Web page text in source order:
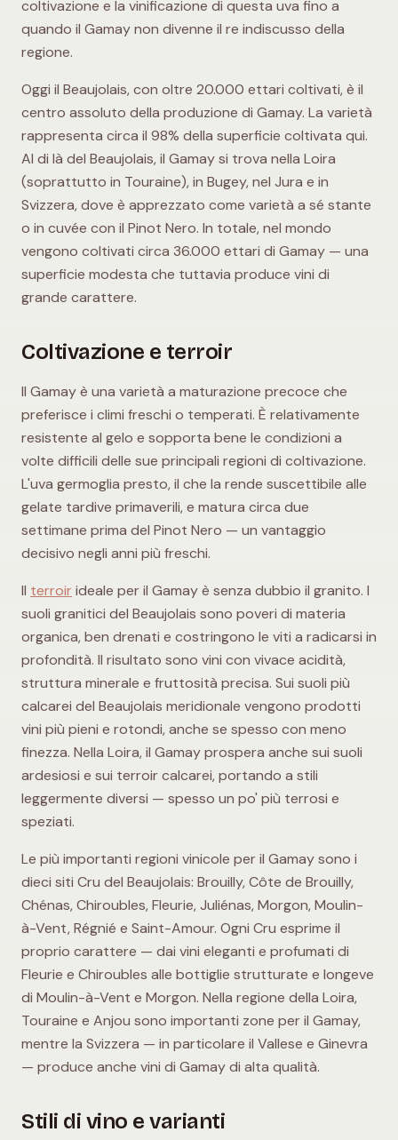
coltivazione e la vinificazione di questa uva fino a
quando il Gamay non divenne il re indiscusso della
regione.
Oggi il Beaujolais, con oltre 20.000 ettari coltivati, è il
centro assoluto della produzione di Gamay. La varietà
rappresenta circa il 98% della superficie coltivata qui.
Al di là del Beaujolais, il Gamay si trova nella Loira
(soprattutto in Touraine), in Bugey, nel Jura e in
Svizzera, dove è apprezzato come varietà a sé stante
o in cuvée con il Pinot Nero. In totale, nel mondo
vengono coltivati circa 36.000 ettari di Gamay — una
superficie modesta che tuttavia produce vini di
grande carattere.
Coltivazione e terroir
Il Gamay è una varietà a maturazione precoce che
preferisce i climi freschi o temperati. È relativamente
resistente al gelo e sopporta bene le condizioni a
volte difficili delle sue principali regioni di coltivazione.
L'uva germoglia presto, il che la rende suscettibile alle
gelate tardive primaverili, e matura circa due
settimane prima del Pinot Nero — un vantaggio
decisivo negli anni più freschi.
Il terroirideale per il Gamay è senza dubbio il granito. I
suoli granitici del Beaujolais sono poveri di materia
organica, ben drenati e costringono le viti a radicarsi in
profondità. Il risultato sono vini con vivace acidità,
struttura minerale e fruttosità precisa. Sui suoli più
calcarei del Beaujolais meridionale vengono prodotti
vini più pieni e rotondi, anche se spesso con meno
finezza. Nella Loira, il Gamay prospera anche sui suoli
ardesiosi e sui terroir calcarei, portando a stili
leggermente diversi — spesso un po' più terrosi e
speziati.
Le più importanti regioni vinicole per il Gamay sono i
dieci siti Cru del Beaujolais: Brouilly, Côte de Brouilly,
Chénas, Chiroubles, Fleurie, Juliénas, Morgon, Moulin-
à-Vent, Régnié e Saint-Amour. Ogni Cru esprime il
proprio carattere — dai vini eleganti e profumati di
Fleurie e Chiroubles alle bottiglie strutturate e longeve
di Moulin-à-Vent e Morgon. Nella regione della Loira,
Touraine e Anjou sono importanti zone per il Gamay,
mentre la Svizzera — in particolare il Vallese e Ginevra
— produce anche vini di Gamay di alta qualità.
Stili di vino e varianti